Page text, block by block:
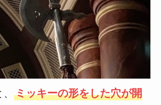
ミッキーの形をした穴が開